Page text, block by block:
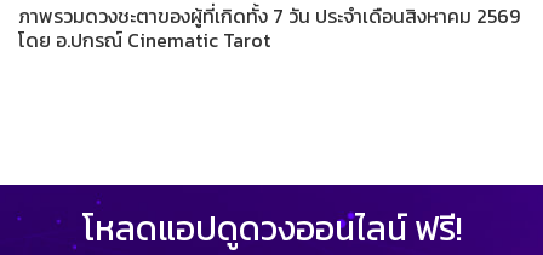
ภาพรวมดวงชะตาของผู้ที่เกิดทั้ง 7 วัน ประจำเดือนสิงหาคม 2569
โดย อ.ปกรณ์ Cinematic Tarot
โหลดแอปดูดวงออนไลน์ ฟรี!